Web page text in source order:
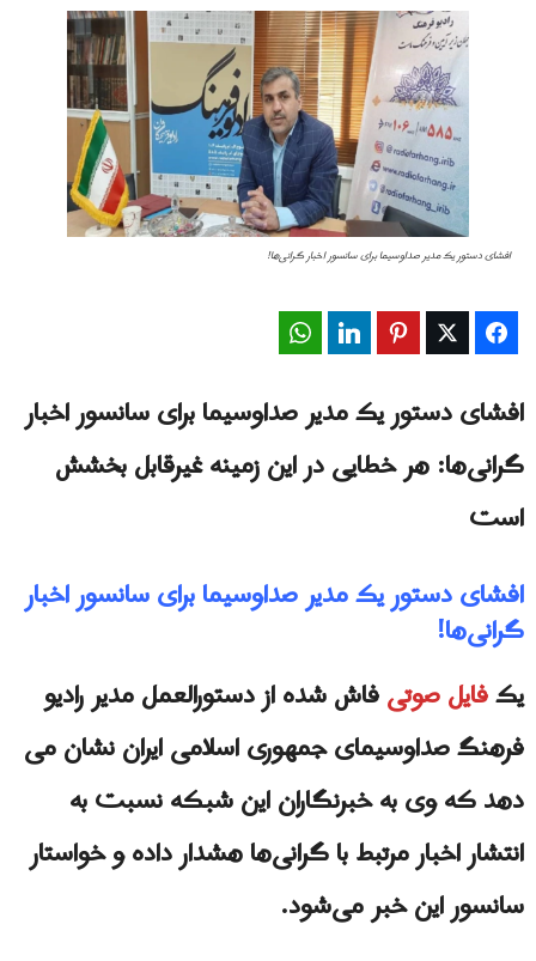
افشای دستور یک مدیر صداوسیما برای سانسور اخبار گرانی‌ها!
Facebook
Twitter
Pinterest
LinkedIn
افشای دستور یک مدیر صداوسیما برای سانسور اخبار
گرانی‌ها: هر خطایی در این زمینه غیرقابل بخشش
است
افشای دستور یک مدیر صداوسیما برای سانسور اخبار
گرانی‌ها!
یکفایل صوتیفاش شده از دستورالعمل مدیر رادیو
فرهنگ صداوسیمای جمهوری اسلامی ایران نشان می
دهد که وی به خبرنگاران این شبکه نسبت به
انتشار اخبار مرتبط با گرانی‌ها هشدار داده و خواستار
سانسور این خبر می‌شود.